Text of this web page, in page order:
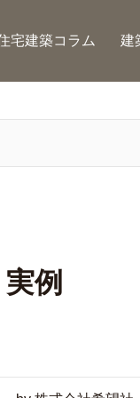
宅建築コラム 建
例